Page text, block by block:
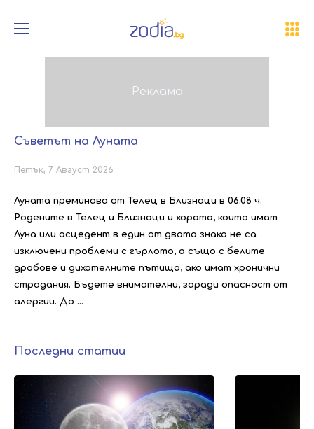
Съветът на Луната
Петък, 7 Август 2026
Луната преминава от Телец в Близнаци в 06.08 ч.
Родените в Телец и Близнаци и хората, които имат
Луна или асцедент в един от двата знака не са
изключени проблеми с гърлото, а също с белите
дробове и дихателните пътища, ако имат хронични
страдания. Бъдете внимателни, заради опасност от
алергии. До ...
Последни статии